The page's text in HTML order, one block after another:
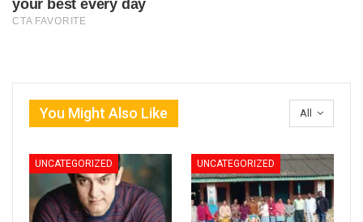
All
You Might Also Like
UNCATEGORIZED UNCATEGORIZED